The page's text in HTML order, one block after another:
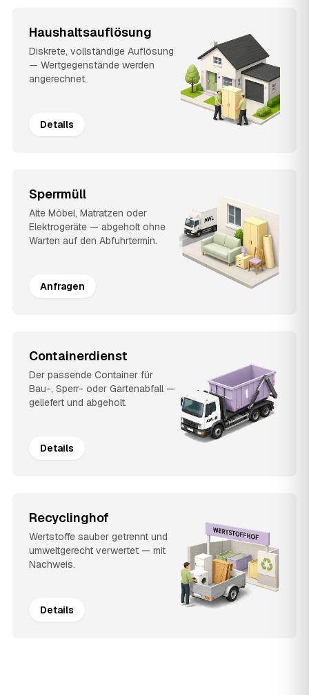
Haushaltsauflösung
Diskrete, vollständige Auflösung
— Wertgegenstände werden
angerechnet.
Details
Sperrmüll
Alte Möbel, Matratzen oder
Elektrogeräte — abgeholt ohne
Warten auf den Abfuhrtermin.
Anfragen
Containerdienst
Der passende Container für
Bau-, Sperr- oder Gartenabfall —
geliefert und abgeholt.
Details
Recyclinghof
Wertstoffe sauber getrennt und
umweltgerecht verwertet — mit
Nachweis.
Details